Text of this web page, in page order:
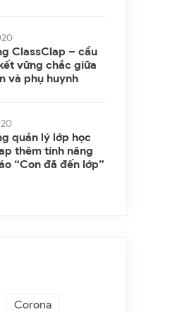
ClassClap – cầu
vững chắc giữa
và phụ huynh
quản lý lớp học
thêm tính năng
“Con đã đến lớp”
Corona